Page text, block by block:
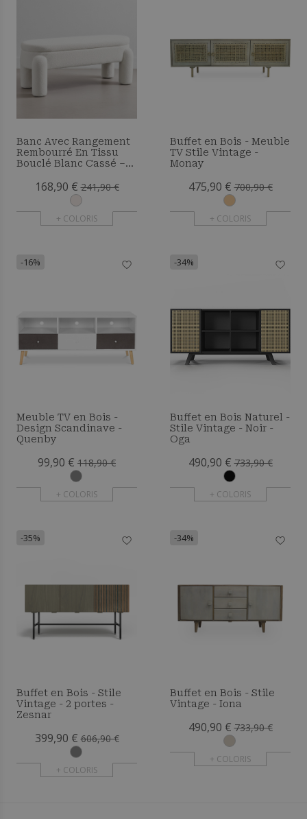
Banc Avec Rangement
Rembourré En Tissu
Bouclé Blanc Cassé –
Salon Et Chambre -
168,90 € 241,90 €
+ COLORIS
Buffet en Bois - Meuble
TV Stile Vintage -
Monay
475,90 € 700,90 €
+ COLORIS
-16%
Meuble TV en Bois -
Design Scandinave -
Quenby
99,90 € 118,90 €
+ COLORIS
-34%
Buffet en Bois Naturel -
Stile Vintage - Noir -
Oga
490,90 € 733,90 €
+ COLORIS
-35%
Buffet en Bois - Stile
Vintage - 2 portes -
Zesnar
399,90 € 606,90 €
+ COLORIS
-34%
Buffet en Bois - Stile
Vintage - Iona
490,90 € 733,90 €
+ COLORIS